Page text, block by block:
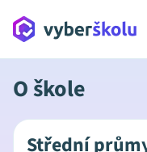
O škole
Střední